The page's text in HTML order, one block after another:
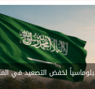
لخفض التصعيد في